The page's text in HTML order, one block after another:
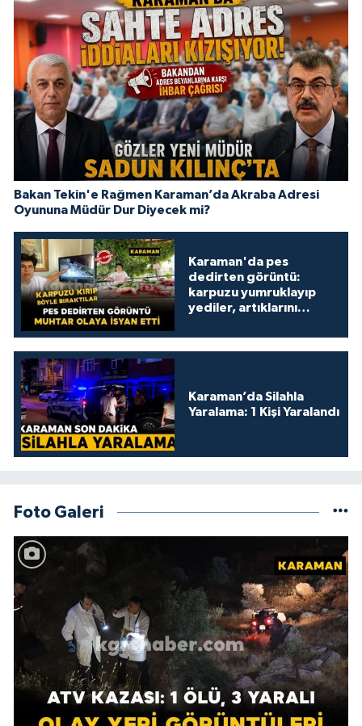
Bakan Tekin'e Rağmen Karaman’da Akraba Adresi
Oyununa Müdür Dur Diyecek mi?
Karaman'da pes
dedirten görüntü:
karpuzu yumruklayıp
yediler, artıklarını
Karaman’da Silahla
Yaralama: 1 Kişi Yaralandı
Foto Galeri